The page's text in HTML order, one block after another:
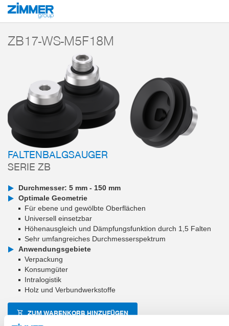
Start Produkte
ZB17-WS-M5F18M
FALTENBALGSAUGER
SERIE ZB
Durchmesser: 5 mm - 150 mm
Optimale Geometrie
Für ebene und gewölbte Oberflächen
Universell einsetzbar
Höhenausgleich und Dämpfungsfunktion durch 1,5 Falten
Sehr umfangreiches Durchmesserspektrum
Anwendungsgebiete
Verpackung
Konsumgüter
Intralogistik
Holz und Verbundwerkstoffe
ZUM WARENKORB HINZUFÜGEN